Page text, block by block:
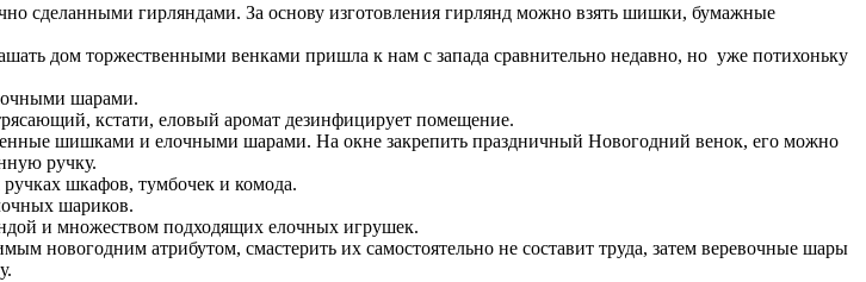
сделанными гирляндами. За основу изготовления гирлянд можно взять шишки, бумажные
дом торжественными венками пришла к нам с запада сравнительно недавно, но уже потихоньку
шарами.
кстати, еловый аромат дезинфицирует помещение.
шишками и елочными шарами. На окне закрепить праздничный Новогодний венок, его можно
ручку.
шкафов, тумбочек и комода.
шариков.
и множеством подходящих елочных игрушек.
новогодним атрибутом, смастерить их самостоятельно не составит труда, затем веревочные шары